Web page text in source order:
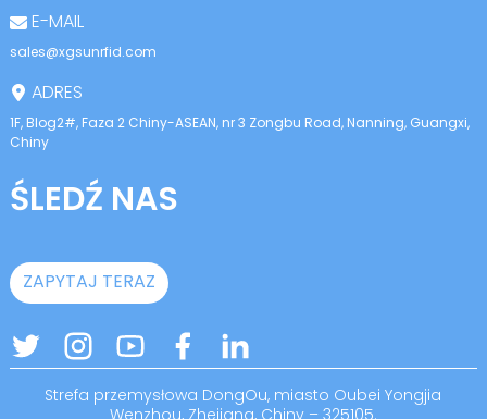
E-MAIL
sales@xgsunrfid.com
ADRES
1F, Blog2#, Faza 2 Chiny-ASEAN, nr 3 Zongbu Road, Nanning, Guangxi,
Chiny
ŚLEDŹ NAS
ZAPYTAJ TERAZ
Strefa przemysłowa DongOu, miasto Oubei Yongjia